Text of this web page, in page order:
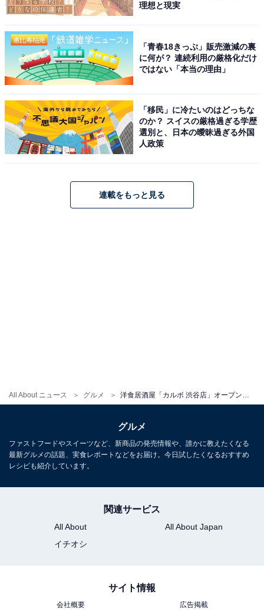
All About ニュース グルメ 洋食居酒屋「カルボ 渋谷店」オープン！ スペインの鉄板焼き「プランチャ」中心の本格料理【試食リポ】
理想と現実
「青春18きっぷ」販売激減の裏
に何が？ 連続利用の厳格化だけ
ではない「本当の理由」
「移民」に冷たいのはどっちな
のか？ スイスの厳格過ぎる学歴
選別と、日本の曖昧過ぎる外国
人政策
連載をもっと見る
グルメ
ファストフードやスイーツなど、新商品の発売情報や、誰かに教えたくなる
最新グルメの話題、実食レポートなどをお届け。今日試したくなるおすすめ
レシピも紹介しています。
関連サービス
All About
All About Japan
イチオシ
サイト情報
会社概要 広告掲載